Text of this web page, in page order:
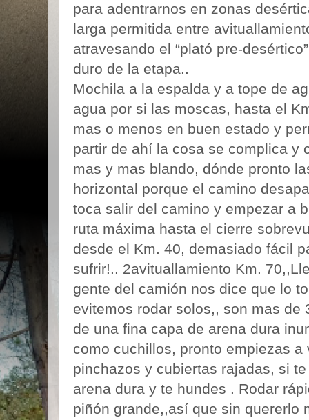
para adentrarnos en zonas
larga permitida entre
atravesando el “plató pre-
duro de la etapa..
Mochila a la espalda y a tope de
agua por si las moscas, hasta el
mas o menos en buen estado y
partir de ahí la cosa se complica y
mas y mas blando, dónde pronto
horizontal porque el camino
toca salir del camino y empezar a
ruta máxima hasta el cierre
desde el Km. 40, demasiado fácil
sufrir!.. 2avituallamiento Km.
gente del camión nos dice que lo
evitemos rodar solos,, son mas de
de una fina capa de arena dura
como cuchillos, pronto empiezas
pinchazos y cubiertas rajadas, si
arena dura y te hundes . Rodar
piñón grande,,así que sin quererlo